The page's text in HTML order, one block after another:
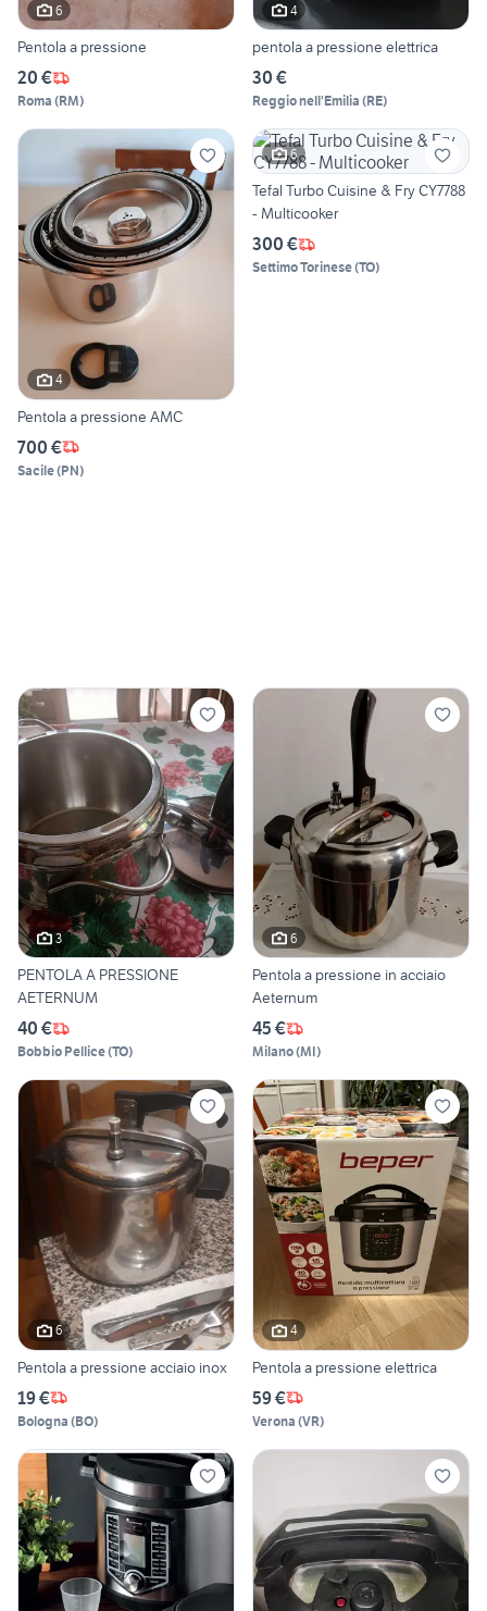
6
Pentola a pressione
20 €
Roma (RM)
4
pentola a pressione elettrica
30 €
Reggio nell'Emilia (RE)
4
Pentola a pressione AMC
700 €
Sacile(PN)
6
Tefal Turbo Cuisine & Fry CY7788
- Multicooker
300 €
Settimo Torinese(TO)
3
PENTOLA A PRESSIONE
AETERNUM
40 €
Bobbio Pellice(TO)
6
Pentola a pressione in acciaio
Aeternum
45 €
Milano(MI)
6
Pentola a pressione acciaio inox
19 €
Bologna (BO)
4
Pentola a pressione elettrica
59 €
Verona (VR)